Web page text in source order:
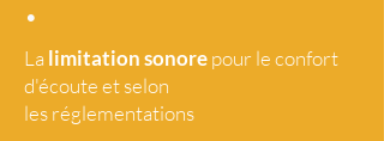
•
La limitation sonorepour le confort
d'écoute et selon
les réglementations